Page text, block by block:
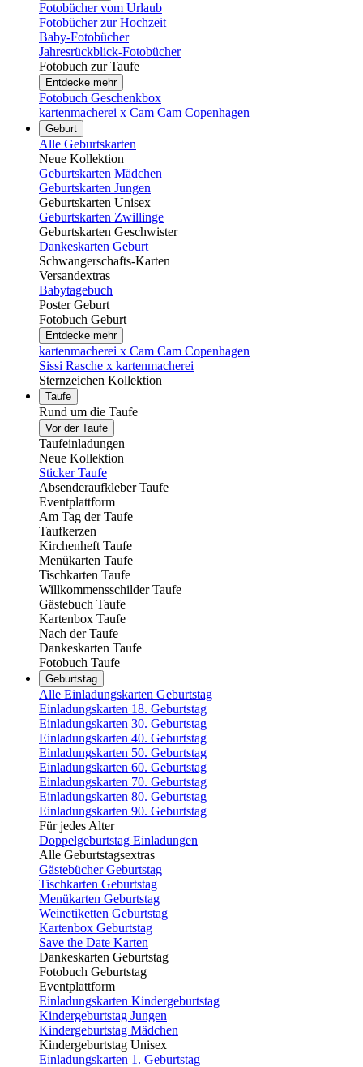
Fotobücher vom Urlaub
Fotobücher zur Hochzeit
Baby-Fotobücher
Jahresrückblick-Fotobücher
Fotobuch zur Taufe
Entdecke mehr
Fotobuch Geschenkbox
kartenmacherei x Cam Cam Copenhagen
Geburt
Alle Geburtskarten
Neue Kollektion
Geburtskarten Mädchen
Geburtskarten Jungen
Geburtskarten Unisex
Geburtskarten Zwillinge
Geburtskarten Geschwister
Dankeskarten Geburt
Schwangerschafts-Karten
Versandextras
Babytagebuch
Poster Geburt
Fotobuch Geburt
Entdecke mehr
kartenmacherei x Cam Cam Copenhagen
Sissi Rasche x kartenmacherei
Sternzeichen Kollektion
Taufe
Rund um die Taufe
Vor der Taufe
Taufeinladungen
Neue Kollektion
Sticker Taufe
Absenderaufkleber Taufe
Eventplattform
Am Tag der Taufe
Taufkerzen
Kirchenheft Taufe
Menükarten Taufe
Tischkarten Taufe
Willkommensschilder Taufe
Gästebuch Taufe
Kartenbox Taufe
Nach der Taufe
Dankeskarten Taufe
Fotobuch Taufe
Geburtstag
Alle Einladungskarten Geburtstag
Einladungskarten 18. Geburtstag
Einladungskarten 30. Geburtstag
Einladungskarten 40. Geburtstag
Einladungskarten 50. Geburtstag
Einladungskarten 60. Geburtstag
Einladungskarten 70. Geburtstag
Einladungskarten 80. Geburtstag
Einladungskarten 90. Geburtstag
Für jedes Alter
Doppelgeburtstag Einladungen
Alle Geburtstagsextras
Gästebücher Geburtstag
Tischkarten Geburtstag
Menükarten Geburtstag
Weinetiketten Geburtstag
Kartenbox Geburtstag
Save the Date Karten
Dankeskarten Geburtstag
Fotobuch Geburtstag
Eventplattform
Einladungskarten Kindergeburtstag
Kindergeburtstag Jungen
Kindergeburtstag Mädchen
Kindergeburtstag Unisex
Einladungskarten 1. Geburtstag